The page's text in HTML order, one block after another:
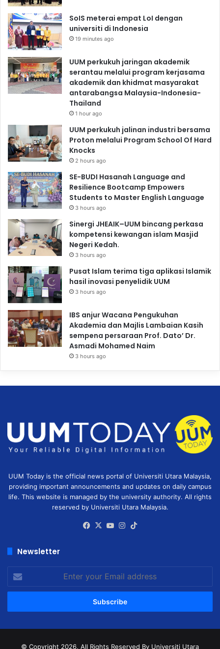
SoIS meterai empat LoI dengan
universiti di Indonesia
19 minutes ago
UUM perkukuh jaringan akademik
serantau melalui program kerjasama
akademik dan khidmat masyarakat
antarabangsa Malaysia-Indonesia-
Thailand
1 hour ago
UUM perkukuh jalinan industri bersama
Proton melalui Program School Of Hard
Knocks
2 hours ago
SE-BUDI Hasanah Language and
Resilience Bootcamp Empowers
Students to Master English Language
3 hours ago
Sinergi JHEAIK–UUM bincang perkasa
kompetensi kewangan islam Masjid
Negeri Kedah.
3 hours ago
Pusat Islam terima tiga aplikasi Islamik
hasil inovasi penyelidik UUM
3 hours ago
IBS anjur Wacana Pengukuhan
Akademia dan Majlis Lambaian Kasih
sempena persaraan Prof. Dato’ Dr.
Asmadi Mohamed Naim
3 hours ago
UUM Today is the official news portal of Universiti Utara Malaysia,
providing important announcements and updates on daily campus
life. This website is managed by the university authority. All rights
reserved by Universiti Utara Malaysia.
Facebook
X YouTubeInstagram
Newsletter
your
Email
© Copyright 2026, All Rights Reserved By Universiti Utara